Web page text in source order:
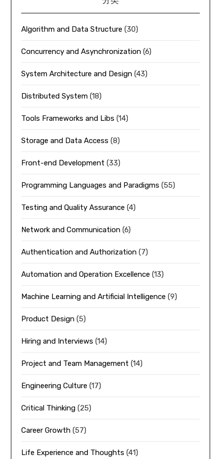
Algorithm and Data Structure (30)
Concurrency and Asynchronization (6)
System Architecture and Design (43)
Distributed System (18)
Tools Frameworks and Libs (14)
Storage and Data Access (8)
Front-end Development (33)
Programming Languages and Paradigms (55)
Testing and Quality Assurance (4)
Network and Communication (6)
Authentication and Authorization (7)
Automation and Operation Excellence (13)
Machine Learning and Artificial Intelligence (9)
Product Design (5)
Hiring and Interviews (14)
Project and Team Management (14)
Engineering Culture (17)
Critical Thinking (25)
Career Growth (57)
Life Experience and Thoughts (41)